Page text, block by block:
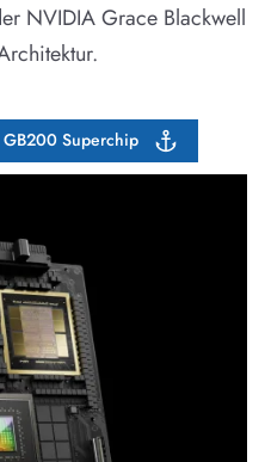
NVIDIA Grace Blackwell
Superchip